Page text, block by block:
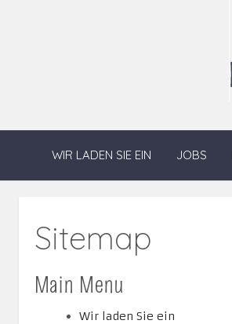
WIR LADEN SIE EIN JOBS
Sitemap
Main Menu
Wir laden Sie ein